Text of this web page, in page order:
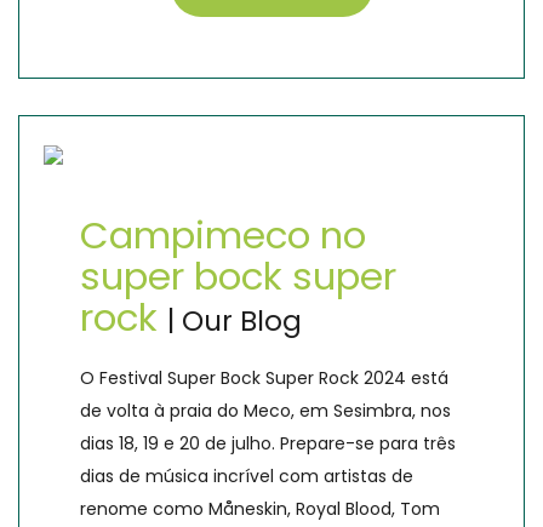
Campimeco no
super bock super
rock | Our Blog
O Festival Super Bock Super Rock 2024 está
de volta à praia do Meco, em Sesimbra, nos
dias 18, 19 e 20 de julho. Prepare-se para três
dias de música incrível com artistas de
renome como Måneskin, Royal Blood, Tom